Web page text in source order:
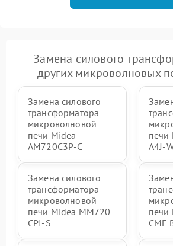
Замена силового
других микроволновых
Замена силового
трансформатора
микроволновой
печи Midea
AM720C3P-C
печи
A4J-
Замена силового
трансформатора
микроволновой
печи Midea MM720
CPI-S
печи
CMF